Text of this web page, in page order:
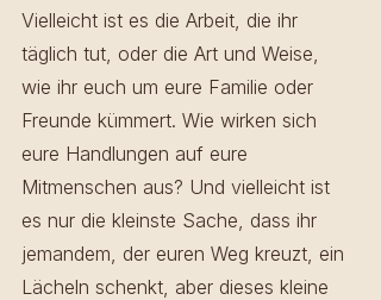
Vielleicht ist es die Arbeit, die ihr
täglich tut, oder die Art und Weise,
wie ihr euch um eure Familie oder
Freunde kümmert. Wie wirken sich
eure Handlungen auf eure
Mitmenschen aus? Und vielleicht ist
es nur die kleinste Sache, dass ihr
jemandem, der euren Weg kreuzt, ein
Lächeln schenkt, aber dieses kleine